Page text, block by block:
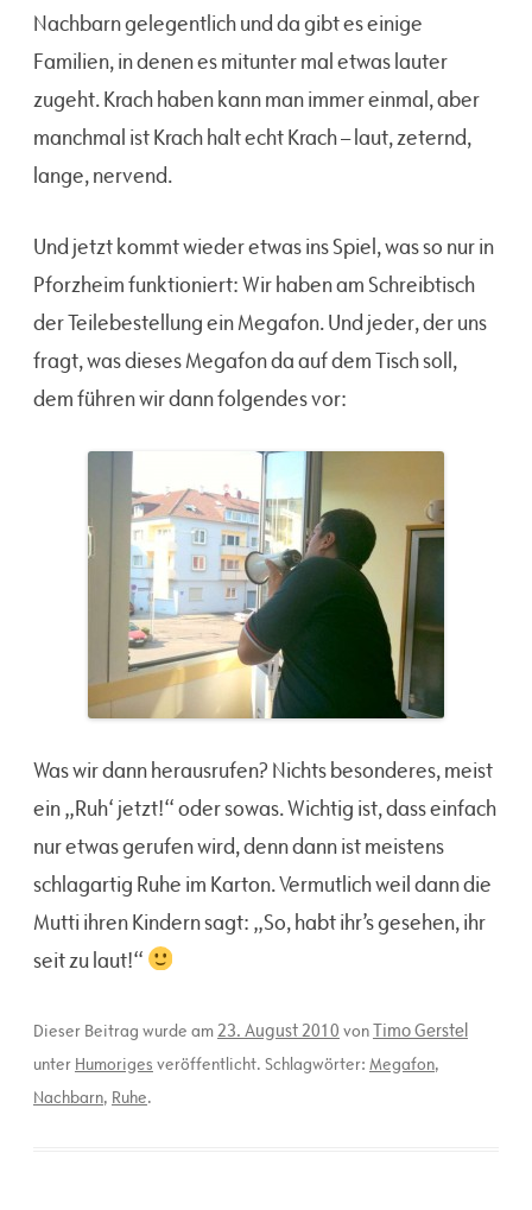
Nachbarn gelegentlich und da gibt es einige
Familien, in denen es mitunter mal etwas lauter
zugeht. Krach haben kann man immer einmal, aber
manchmal ist Krach halt echt Krach – laut, zeternd,
lange, nervend.
Und jetzt kommt wieder etwas ins Spiel, was so nur in
Pforzheim funktioniert: Wir haben am Schreibtisch
der Teilebestellung ein Megafon. Und jeder, der uns
fragt, was dieses Megafon da auf dem Tisch soll,
dem führen wir dann folgendes vor:
Was wir dann herausrufen? Nichts besonderes, meist
ein „Ruh‘ jetzt!“ oder sowas. Wichtig ist, dass einfach
nur etwas gerufen wird, denn dann ist meistens
schlagartig Ruhe im Karton. Vermutlich weil dann die
Mutti ihren Kindern sagt: „So, habt ihr’s gesehen, ihr
seit zu laut!“
Dieser Beitrag wurde am 23. August 2010 vonTimo Gerstel
unter Humoriges veröffentlicht. Schlagwörter: Megafon,
Nachbarn, Ruhe.